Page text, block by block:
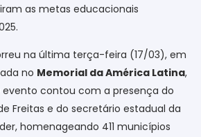
as metas educacionais
na última terça-feira (17/03), em
no Memorial da América Latina,
evento contou com a presença do
Freitas e do secretário estadual da
homenageando 411 municípios